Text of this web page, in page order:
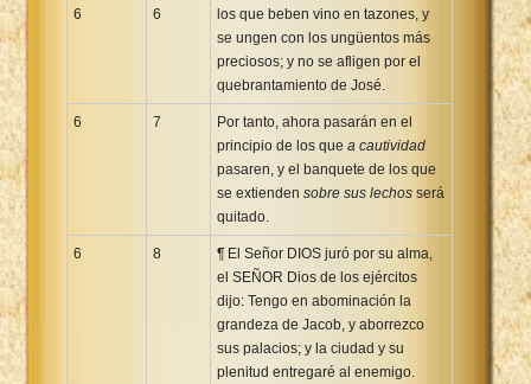
6 6
los que beben vino en tazones, y
se ungen con los ungüentos más
preciosos; y no se afligen por el
quebrantamiento de José.
6 7
Por tanto, ahora pasarán en el
principio de los que a cautividad
pasaren, y el banquete de los que
se extienden sobre sus lechos será
quitado.
6 8
¶ El Señor DIOS juró por su alma,
el SEÑOR Dios de los ejércitos
dijo: Tengo en abominación la
grandeza de Jacob, y aborrezco
sus palacios; y la ciudad y su
plenitud entregaré al enemigo.